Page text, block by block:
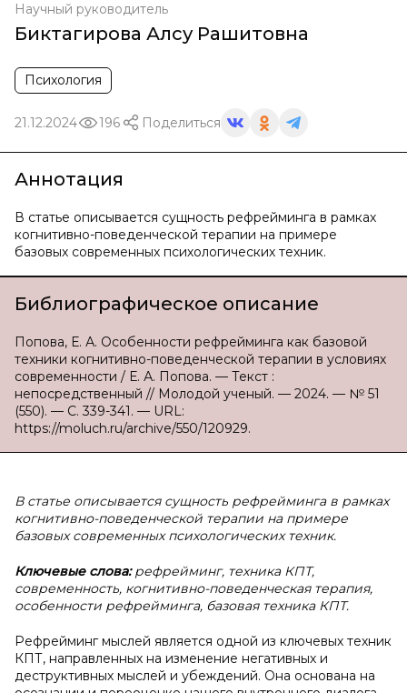
Научный руководитель
Биктагирова Алсу Рашитовна
Психология
21.12.2024 196 Поделиться
Аннотация
В статье описывается сущность рефрейминга в рамках
когнитивно-поведенческой терапии на примере
базовых современных психологических техник.
Библиографическое описание
Попова, Е. А. Особенности рефрейминга как базовой
техники когнитивно-поведенческой терапии в условиях
современности / Е. А. Попова. — Текст :
непосредственный // Молодой ученый. — 2024. — № 51
(550). — С. 339-341. — URL:
https://moluch.ru/archive/550/120929.
В статье описывается сущность рефрейминга в рамках
когнитивно-поведенческой терапии на примере
базовых современных психологических техник.
Ключевые слова:рефрейминг, техника КПТ,
современность, когнитивно-поведенческая терапия,
особенности рефрейминга, базовая техника КПТ.
Рефрейминг мыслей является одной из ключевых техник
КПТ, направленных на изменение негативных и
деструктивных мыслей и убеждений. Она основана на